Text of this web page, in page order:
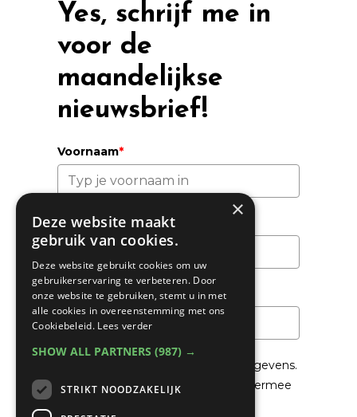
Yes, schrijf me in
voor de
maandelijkse
nieuwsbrief!
Voornaam*
Achternaam
Email*
We gaan voorzichtig om met je gegevens.
Lees in hetPrivacybeleid
hoe we hiermee
×
Deze website maakt
gebruik van cookies.
Deze website gebruikt cookies om uw
gebruikerservaring te verbeteren. Door
onze website te gebruiken, stemt u in met
alle cookies in overeenstemming met ons
Cookiebeleid. Lees verder
SHOW ALL PARTNERS (987) →
STRIKT NOODZAKELIJK